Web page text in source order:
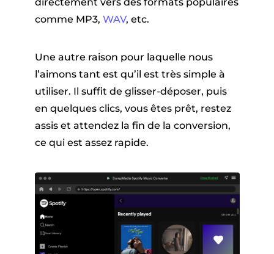
comme MP3, WAV, etc.
Une autre raison pour laquelle nous
l’aimons tant est qu’il est très simple à
utiliser. Il suffit de glisser-déposer, puis
en quelques clics, vous êtes prêt, restez
assis et attendez la fin de la conversion,
ce qui est assez rapide.